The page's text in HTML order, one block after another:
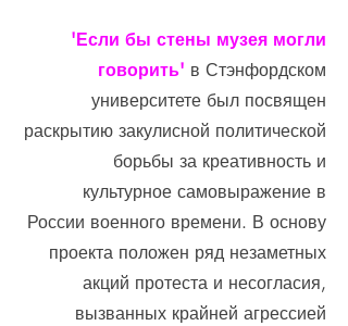
'Если бы стены музея могли
говорить' в Стэнфордском
университете был посвящен
раскрытию закулисной политической
борьбы за креативность и
культурное самовыражение в
России военного времени. В основу
проекта положен ряд незаметных
акций протеста и несогласия,
вызванных крайней агрессией